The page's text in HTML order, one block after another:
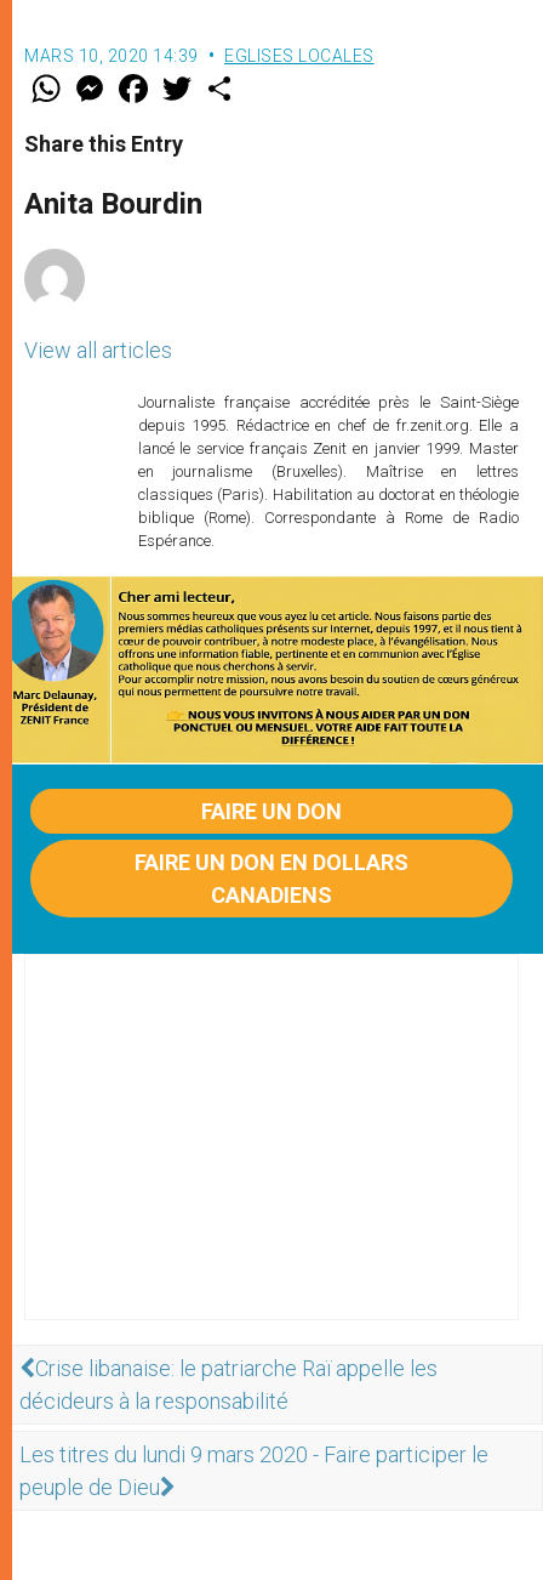
MARS 10, 2020 14:39 EGLISES LOCALES
W
t
s
p
p
M
e
s
e
g
e
F
a
e
b
o
k
w
r
Share this Entry
Anita Bourdin
View all articles
Journaliste française accréditée près le Saint-Siège
depuis 1995. Rédactrice en chef de fr.zenit.org. Elle a
lancé le service français Zenit en janvier 1999. Master
en journalisme (Bruxelles). Maîtrise en lettres
classiques (Paris). Habilitation au doctorat en théologie
biblique (Rome). Correspondante à Rome de Radio
Espérance.
FAIRE UN DON
FAIRE UN DON EN DOLLARS
CANADIENS
Crise libanaise: le patriarche Raï appelle les
décideurs à la responsabilité
Les titres du lundi 9 mars 2020 - Faire participer le
peuple de Dieu